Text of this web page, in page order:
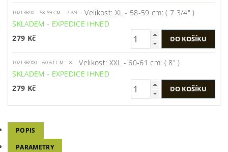
10213R/XL - 58-59 CM- - 7 3/4- - Velikost: XL - 58-59 cm: ( 7 3/4" )
SKLADEM - EXPEDICE IHNED
279 Kč
10213R/XXL - 60-61 CM- - 8- - Velikost: XXL - 60-61 cm: ( 8" )
SKLADEM - EXPEDICE IHNED
279 Kč
POPIS
PARAMETRY